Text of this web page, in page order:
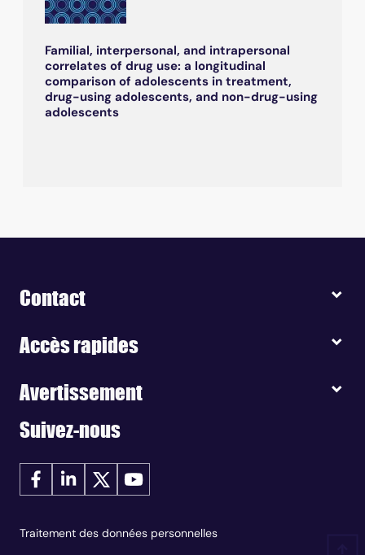
Familial, interpersonal, and intrapersonal
correlates of drug use: a longitudinal
comparison of adolescents in treatment,
drug-using adolescents, and non-drug-using
adolescents
Contact
Accès rapides
Avertissement
Suivez-nous
Traitement des données personnelles